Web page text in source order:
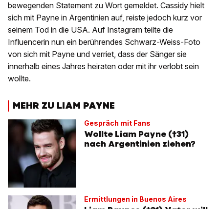
bewegenden Statement zu Wort gemeldet. Cassidy hielt
sich mit Payne in Argentinien auf, reiste jedoch kurz vor
seinem Tod in die USA. Auf Instagram teilte die
Influencerin nun ein berührendes Schwarz-Weiss-Foto
von sich mit Payne und verriet, dass der Sänger sie
innerhalb eines Jahres heiraten oder mit ihr verlobt sein
wollte.
MEHR ZU LIAM PAYNE
Gespräch mit Fans
Wollte Liam Payne (†31)
nach Argentinien ziehen?
Ermittlungen in Buenos Aires